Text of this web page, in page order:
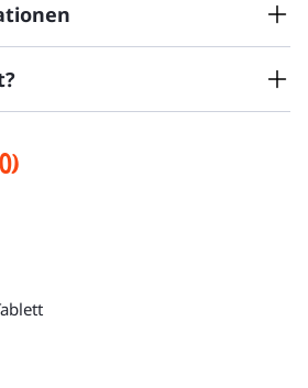
Regel bis zu 14 Teilnehmer:innen.
jedem Wetter statt. Denken Sie bitte
Kleidung und bequeme Schuhe.
2 Teams gleichzeitig spielen.
5-10 min vor Tourbeginn zum
nicht barrierefrei.
Game